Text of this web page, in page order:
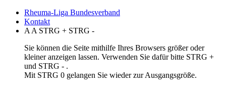
Rheuma-Liga Bundesverband
Kontakt
A A STRG + STRG -
Sie können die Seite mithilfe Ihres Browsers größer oder
kleiner anzeigen lassen. Verwenden Sie dafür bitte STRG +
und STRG - .
Mit STRG 0 gelangen Sie wieder zur Ausgangsgröße.